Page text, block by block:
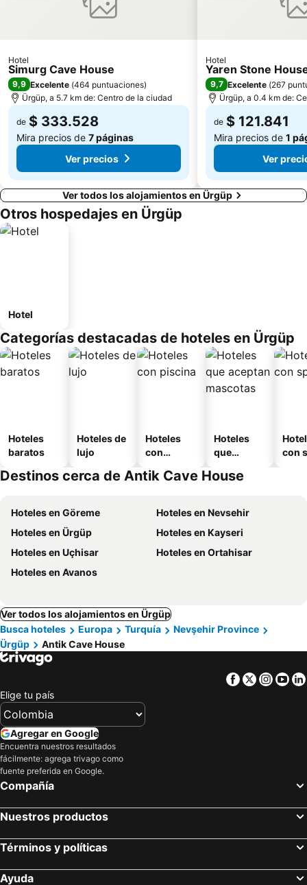
Hotel
Simurg Cave House
9,9 Excelente (464 puntuaciones)
Ürgüp, a 5.7 km de: Centro de la ciudad
de $ 333.528
Mira precios de 7 páginas
Ver precios
Hotel
Yaren Stone
9,7 Excelente (267
Ürgüp, a 0.4 km de:
de $ 121.841
Mira precios de 1
Ver
Ver todos los alojamientos en Ürgüp
Otros hospedajes en Ürgüp
Hotel
Categorías destacadas de hoteles en Ürgüp
Hoteles
baratos
Hoteles de
lujo
Hoteles
con
Hoteles
que
mascotas
con
Destinos cerca de Antik Cave House
Hoteles en Göreme
Hoteles en Nevsehir
Hoteles en Ürgüp
Hoteles en Kayseri
Hoteles en Uçhisar
Hoteles en Ortahisar
Hoteles en Avanos
Ver todos los alojamientos en Ürgüp
Busca hoteles
Europa Turquía
Nevşehir Province
Ürgüp
Antik Cave House
Facebook
Twitter
Elige tu país
Agregar en Google
Encuentra nuestros resultados
fácilmente: agrega trivago como
fuente preferida en Google.
Compañía
Nuestros productos
Términos y políticas
Ayuda